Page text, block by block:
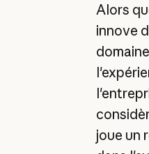
Alors
innove
joue un